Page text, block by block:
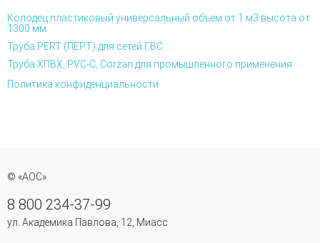
Колодец пластиковый универсальный объем от 1 м3 высота от
1300 мм
Труба PERT (ПЕРТ) для сетей ГВС
Труба ХПВХ, PVC-C, Corzan для промышленного применения
Политика конфиденциальности
© «АОС»
8 800 234-37-99
ул. Академика Павлова, 12, Миасс